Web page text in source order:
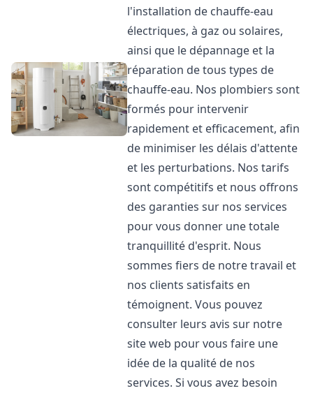
l'installation de chauffe-eau
électriques, à gaz ou solaires,
ainsi que le dépannage et la
réparation de tous types de
chauffe-eau. Nos plombiers sont
formés pour intervenir
rapidement et efficacement, afin
de minimiser les délais d'attente
et les perturbations. Nos tarifs
sont compétitifs et nous offrons
des garanties sur nos services
pour vous donner une totale
tranquillité d'esprit. Nous
sommes fiers de notre travail et
nos clients satisfaits en
témoignent. Vous pouvez
consulter leurs avis sur notre
site web pour vous faire une
idée de la qualité de nos
services. Si vous avez besoin